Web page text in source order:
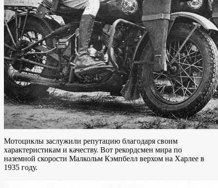
Мотоциклы заслужили репутацию благодаря своим
характеристикам и качеству. Вот рекордсмен мира по
наземной скорости Малкольм Кэмпбелл верхом на Харлее в
1935 году.